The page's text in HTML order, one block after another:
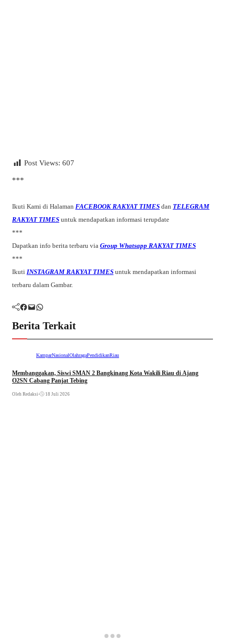
Post Views: 607
***
Ikuti Kami di Halaman FACEBOOK RAKYAT TIMES dan TELEGRAM
RAKYAT TIMES untuk mendapatkan informasi terupdate
***
Dapatkan info berita terbaru via Group Whatsapp RAKYAT TIMES
***
Ikuti INSTAGRAM RAKYAT TIMES untuk mendapatkan informasi
terbaru dalam Gambar.
Facebook Mail WhatsApp
Berita Terkait
KamparNasionalOlahragaPendidikanRiau
Membanggakan, Siswi SMAN 2 Bangkinang Kota Wakili Riau di Ajang
O2SN Cabang Panjat Tebing
Oleh Redaksi • 18 Juli 2026